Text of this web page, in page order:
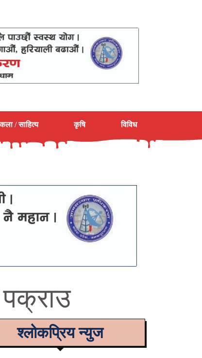
कला / साहित्य कृषि विविध
श्लोकप्रिय न्युज